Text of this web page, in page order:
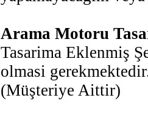
Arama Motoru
Tasarima Eklenmiş
olmasi
(Müşteriye Aittir)